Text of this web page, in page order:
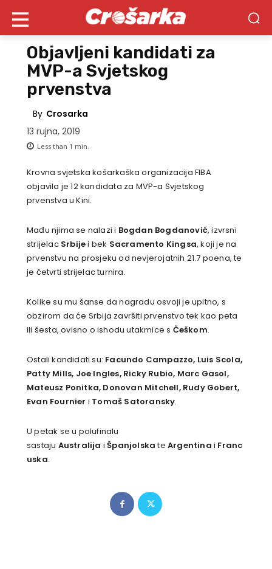
Objavljeni kandidati za
MVP-a Svjetskog
prvenstva
By Crosarka
13 rujna, 2019
Less than 1 min.
Krovna svjetska košarkaška organizacija FIBA
objavila je 12 kandidata za MVP-a Svjetskog
prvenstva u Kini.
Mađu njima se nalazi i Bogdan Bogdanović, izvrsni
strijelac Srbijei bek Sacramento Kingsa, koji je na
prvenstvu na prosjeku od nevjerojatnih 21.7 poena, te
je četvrti strijelac turnira.
Kolike su mu šanse da nagradu osvoji je upitno, s
obzirom da će Srbija završiti prvenstvo tek kao peta
ili šesta, ovisno o ishodu utakmice s Češkom.
Ostali kandidati su: Facundo Campazzo, Luis Scola,
Patty Mills, Joe Ingles, Ricky Rubio, Marc Gasol,
Mateusz Ponitka, Donovan Mitchell, Rudy Gobert,
Evan Fournier i Tomaš Satoransky.
U petak se u polufinalu
sastaju Australija iŠpanjolskateArgentina i Franc
uska.